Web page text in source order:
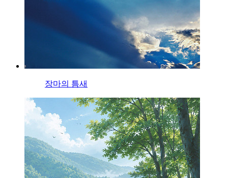
장마의 틈새